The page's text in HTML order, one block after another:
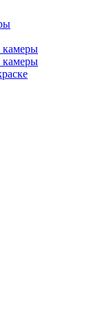
камеры
камеры